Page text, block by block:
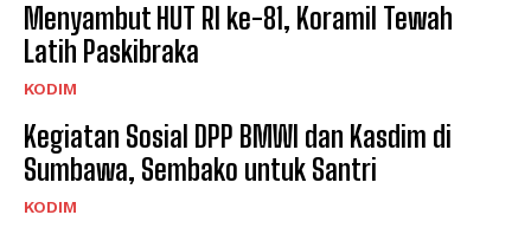
Menyambut HUT RI ke-81, Koramil Tewah
Latih Paskibraka
KODIM
Kegiatan Sosial DPP BMWI dan Kasdim di
Sumbawa, Sembako untuk Santri
KODIM